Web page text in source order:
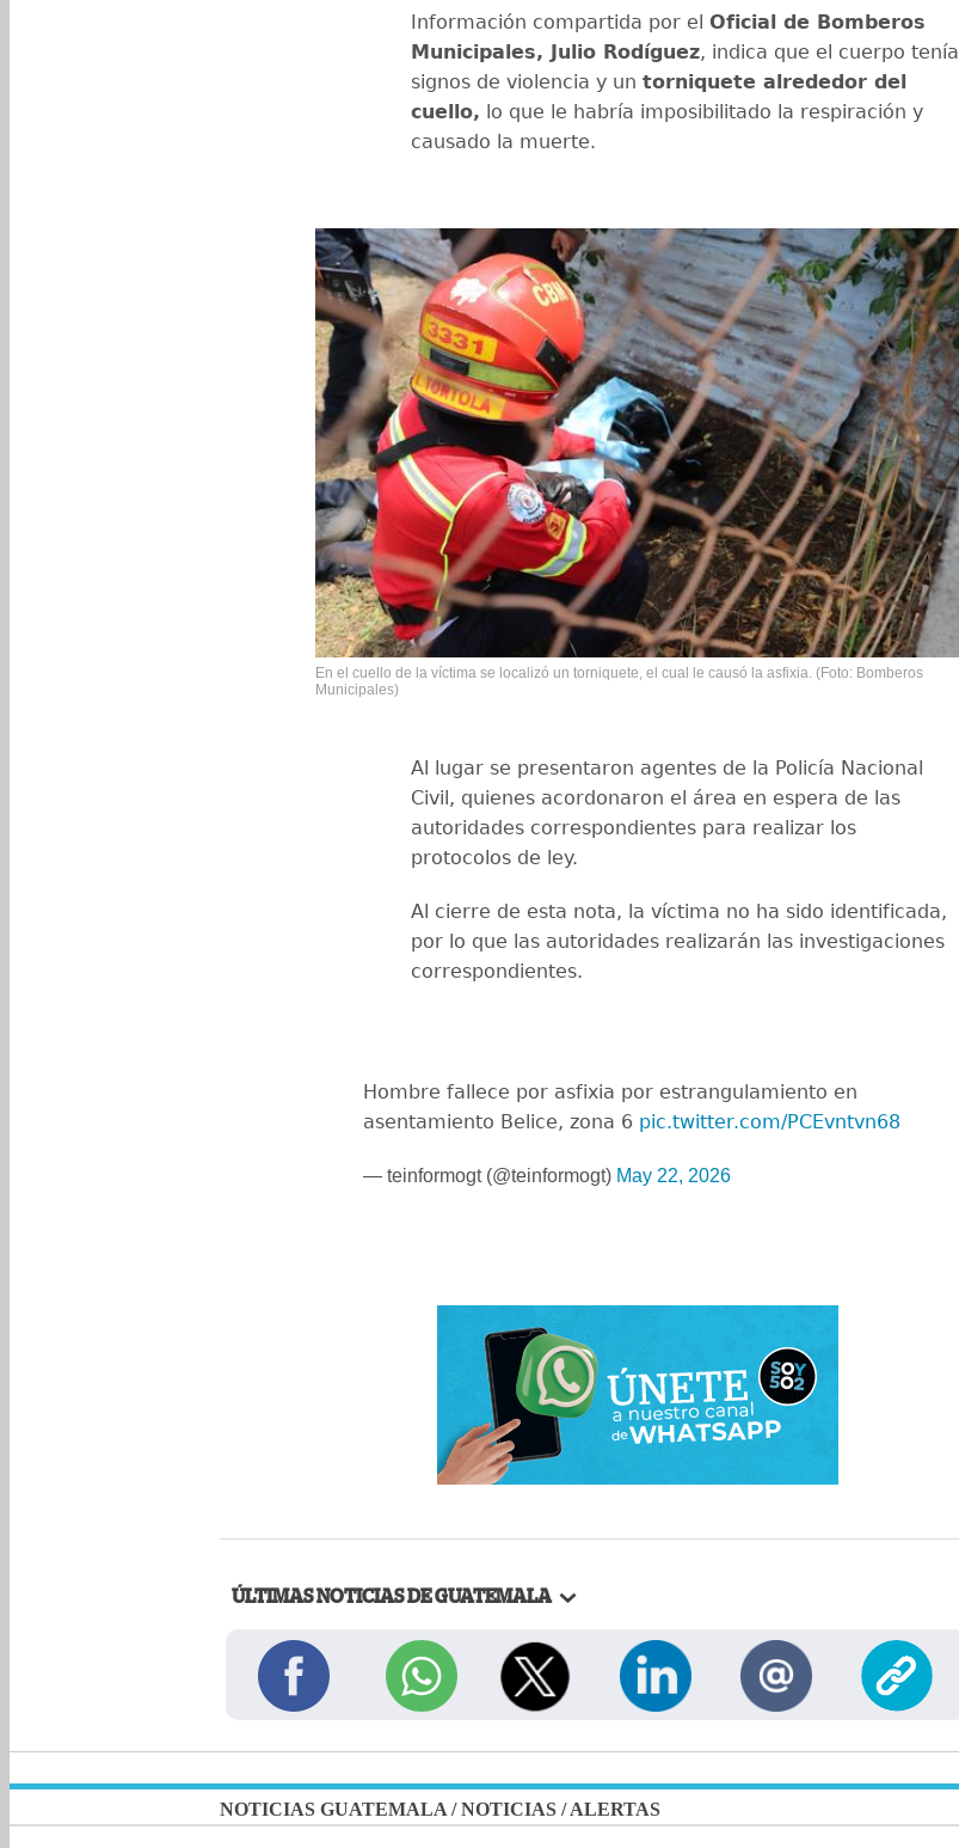
Información compartida por el Oficial de Bomberos
Municipales, Julio Rodíguez, indica que el cuerpo tenía
signos de violencia y un torniquete alrededor del
cuello, lo que le habría imposibilitado la respiración y
causado la muerte.
En el cuello de la víctima se localizó un torniquete, el cual le causó la asfixia. (Foto: Bomberos
Municipales)
Al lugar se presentaron agentes de la Policía Nacional
Civil, quienes acordonaron el área en espera de las
autoridades correspondientes para realizar los
protocolos de ley.
Al cierre de esta nota, la víctima no ha sido identificada,
por lo que las autoridades realizarán las investigaciones
correspondientes.
Hombre fallece por asfixia por estrangulamiento en
asentamiento Belice, zona 6 pic.twitter.com/PCEvntvn68
— teinformogt (@teinformogt) May 22, 2026
ÚLTIMAS NOTICIAS DE GUATEMALA
NOTICIAS GUATEMALA /NOTICIAS /ALERTAS